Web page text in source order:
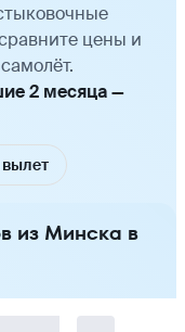
цены и
2 месяца —
из Минска в